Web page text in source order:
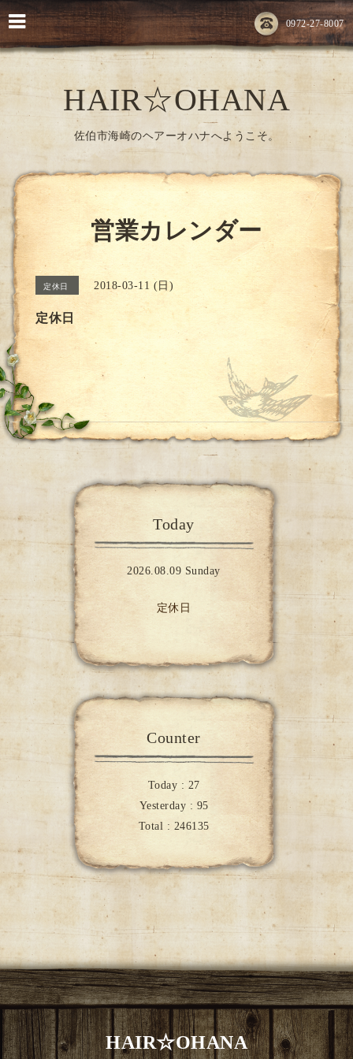
0972-27-8007
HAIR☆OHANA
佐伯市海崎のヘアーオハナへようこそ。
営業カレンダー
定休日 2018-03-11 (日)
定休日
Today
2026.08.09 Sunday
定休日
Counter
Today : 27
Yesterday : 95
Total : 246135
HAIR☆OHANA